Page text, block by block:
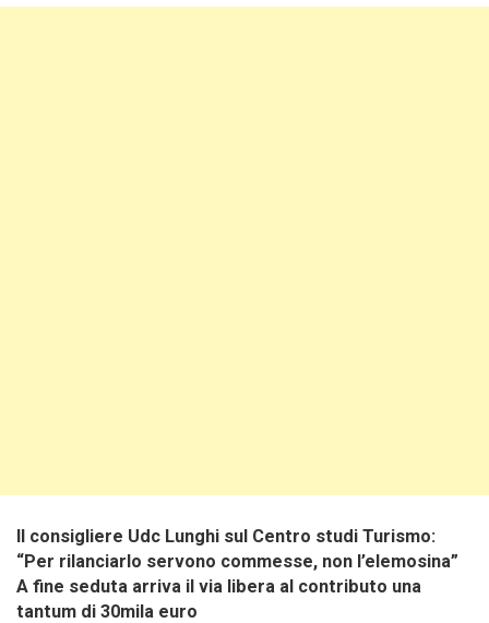
Il consigliere Udc Lunghi sul Centro studi Turismo:
“Per rilanciarlo servono commesse, non l’elemosina”
A fine seduta arriva il via libera al contributo una
tantum di 30mila euro